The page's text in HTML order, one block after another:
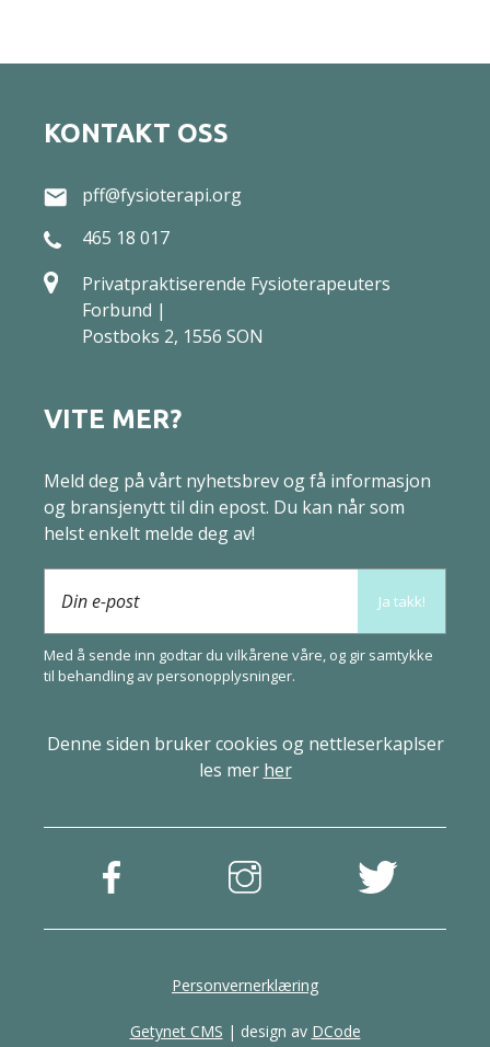
KONTAKT OSS
pff@fysioterapi.org
465 18 017
Privatpraktiserende Fysioterapeuters
Forbund |
Postboks 2, 1556 SON
VITE MER?
Meld deg på vårt nyhetsbrev og få informasjon
og bransjenytt til din epost. Du kan når som
helst enkelt melde deg av!
Din e-post Ja takk!
Med å sende inn godtar du vilkårene våre, og gir samtykke
til behandling avperson­opplysninger.
Denne siden bruker cookies og nettleserkaplser
les mer her
Personvernerklæring
Getynet CMS | design av DCode